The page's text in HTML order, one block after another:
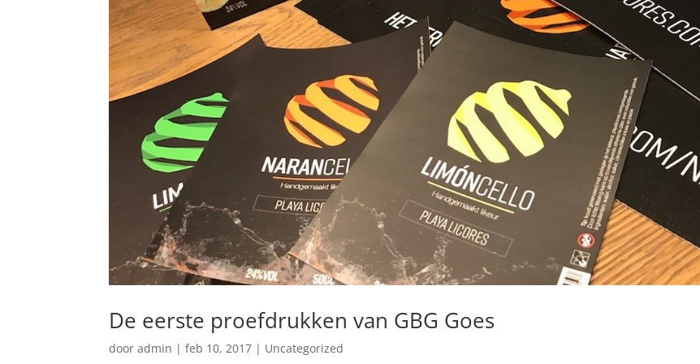
De eerste proefdrukken van GBG Goes
dooradmin |feb 10, 2017 | Uncategorized